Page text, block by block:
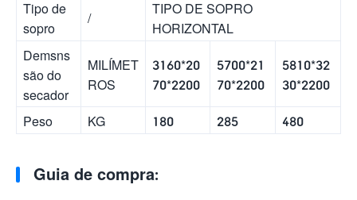
Tipo de
sopro
/
TIPO DE SOPRO
HORIZONTAL
Demsns
são do
secador
MILÍMET
ROS
3160*20
70*2200
5700*21
70*2200
5810*32
30*2200
Peso KG 180 285 480
Guia de compra: